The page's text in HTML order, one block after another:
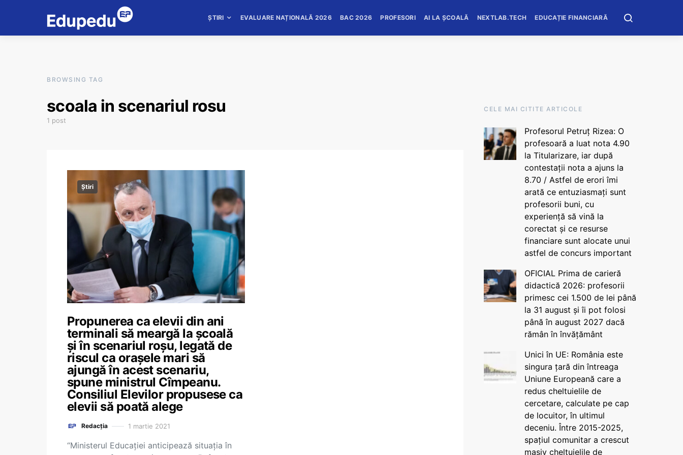
ȘTIRI EVALUARE NAȚIONALĂ 2026 BAC 2026 PROFESORI AI LA ȘCOALĂ NEXTLAB.TECH EDUCAȚIE FINANCIARĂ
BROWSING TAG
scoala in scenariul rosu
1 post
Știri
Propunerea ca elevii din ani
terminali să meargă la școală
și în scenariul roșu, legată de
riscul ca orașele mari să
ajungă în acest scenariu,
spune ministrul Cîmpeanu.
Consiliul Elevilor propusese ca
elevii să poată alege
Redacția 1 martie 2021
“Ministerul Educației anticipează situația în
CELE MAI CITITE ARTICOLE
Profesorul Petruț Rizea: O
profesoară a luat nota 4.90
la Titularizare, iar după
contestații nota a ajuns la
8.70 / Astfel de erori îmi
arată ce entuziasmați sunt
profesorii buni, cu
experiență să vină la
corectat și ce resurse
financiare sunt alocate unui
astfel de concurs important
OFICIAL Prima de carieră
didactică 2026: profesorii
primesc cei 1.500 de lei până
la 31 august și îi pot folosi
până în august 2027 dacă
rămân în învățământ
Unici în UE: România este
singura țară din întreaga
Uniune Europeană care a
redus cheltuielile de
cercetare, calculate pe cap
de locuitor, în ultimul
deceniu. Între 2015-2025,
spațiul comunitar a crescut
masiv cheltuielile de